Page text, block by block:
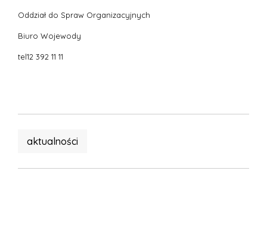
Oddział do Spraw Organizacyjnych
Biuro Wojewody
tel12 392 11 11
aktualności